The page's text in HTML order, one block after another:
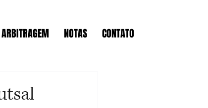
ARBITRAGEM NOTAS CONTATO